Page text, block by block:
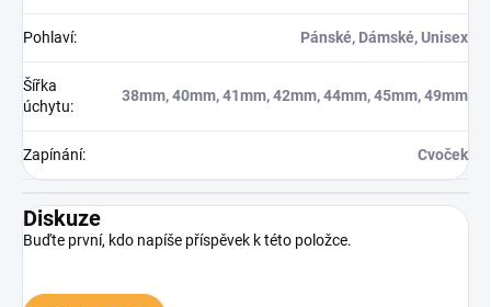
Pohlaví: Pánské, Dámské, Unisex
Šířka
úchytu:
38mm, 40mm, 41mm, 42mm, 44mm, 45mm, 49mm
Zapínání: Cvoček
Diskuze
Buďte první, kdo napíše příspěvek k této položce.